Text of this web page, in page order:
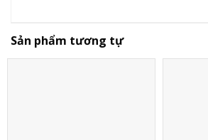
Sản phẩm tương tự